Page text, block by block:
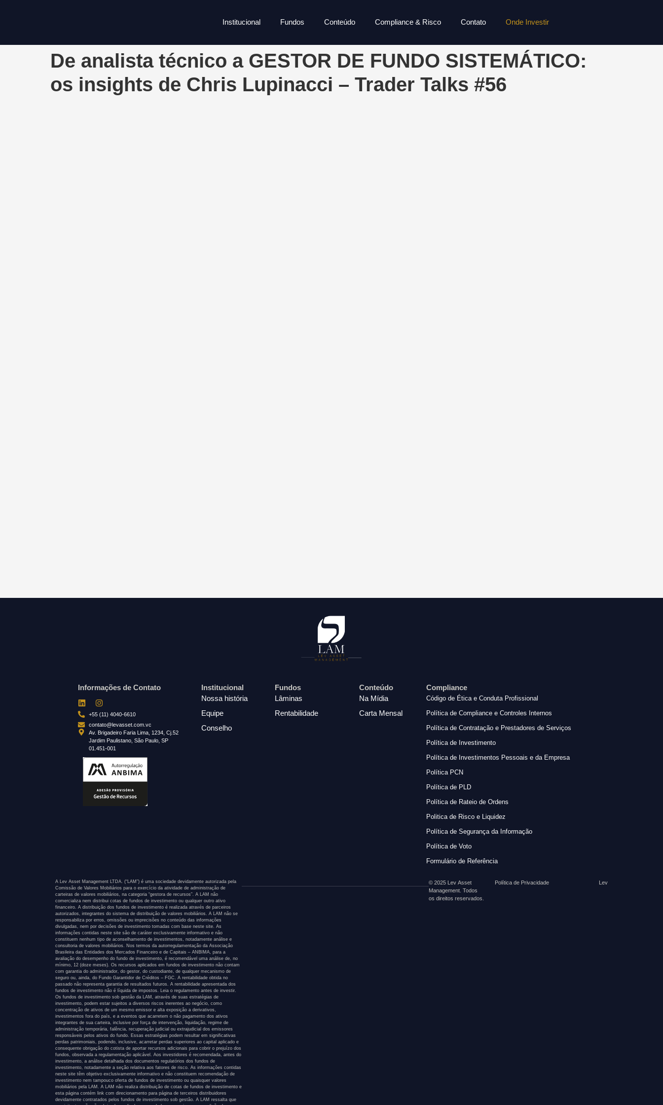
Institucional Fundos Conteúdo Compliance & Risco Contato Onde Investir
De analista técnico a GESTOR DE FUNDO SISTEMÁTICO:
os insights de Chris Lupinacci – Trader Talks #56
Informações de Contato
+55 (11) 4040-6610
contato@levasset.com.vc
Av. Brigadeiro Faria Lima, 1234, Cj.52
Jardim Paulistano, São Paulo, SP
01.451-001
Institucional
Nossa história
Equipe
Conselho
Fundos
Lâminas
Rentabilidade
Conteúdo
Na Mídia
Carta Mensal
Compliance
Código de Ética e Conduta Profissional
Política de Compliance e Controles Internos
Política de Contratação e Prestadores de Serviços
Política de Investimento
Política de Investimentos Pessoais e da Empresa
Política PCN
Política de PLD
Política de Rateio de Ordens
Politica de Risco e Liquidez
Política de Segurança da Informação
Política de Voto
Formulário de Referência
A Lev Asset Management LTDA. (“LAM”) é uma sociedade devidamente autorizada pela
Comissão de Valores Mobiliários para o exercício da atividade de administração de
carteiras de valores mobiliários, na categoria “gestora de recursos”. A LAM não
comercializa nem distribui cotas de fundos de investimento ou qualquer outro ativo
financeiro. A distribuição dos fundos de investimento é realizada através de parceiros
autorizados, integrantes do sistema de distribuição de valores mobiliários. A LAM não se
responsabiliza por erros, omissões ou imprecisões no conteúdo das informações
divulgadas, nem por decisões de investimento tomadas com base neste site. As
informações contidas neste site são de caráter exclusivamente informativo e não
constituem nenhum tipo de aconselhamento de investimentos, notadamente análise e
consultoria de valores mobiliários. Nos termos da autorregulamentação da Associação
Brasileira das Entidades dos Mercados Financeiro e de Capitais – ANBIMA, para a
avaliação do desempenho do fundo de investimento, é recomendável uma análise de, no
mínimo, 12 (doze meses). Os recursos aplicados em fundos de investimento não contam
com garantia do administrador, do gestor, do custodiante, de qualquer mecanismo de
seguro ou, ainda, do Fundo Garantidor de Créditos – FGC. A rentabilidade obtida no
passado não representa garantia de resultados futuros. A rentabilidade apresentada dos
fundos de investimento não é líquida de impostos. Leia o regulamento antes de investir.
Os fundos de investimento sob gestão da LAM, através de suas estratégias de
investimento, podem estar sujeitos a diversos riscos inerentes ao negócio, como
concentração de ativos de um mesmo emissor e alta exposição a derivativos,
investimentos fora do país, e a eventos que acarretem o não pagamento dos ativos
integrantes de sua carteira, inclusive por força de intervenção, liquidação, regime de
administração temporária, falência, recuperação judicial ou extrajudicial dos emissores
responsáveis pelos ativos do fundo. Essas estratégias podem resultar em significativas
perdas patrimoniais, podendo, inclusive, acarretar perdas superiores ao capital aplicado e
consequente obrigação do cotista de aportar recursos adicionais para cobrir o prejuízo dos
fundos, observada a regulamentação aplicável. Aos investidores é recomendada, antes do
investimento, a análise detalhada dos documentos regulatórios dos fundos de
investimento, notadamente a seção relativa aos fatores de risco. As informações contidas
neste site têm objetivo exclusivamente informativo e não constituem recomendação de
investimento nem tampouco oferta de fundos de investimento ou quaisquer valores
mobiliários pela LAM. A LAM não realiza distribuição de cotas de fundos de investimento e
esta página contém link com direcionamento para página de terceiros distribuidores
devidamente contratados pelos fundos de investimento sob gestão. A LAM ressalta que
© 2025 Lev Asset
Management. Todos
os direitos reservados.
Política de Privacidade Lev